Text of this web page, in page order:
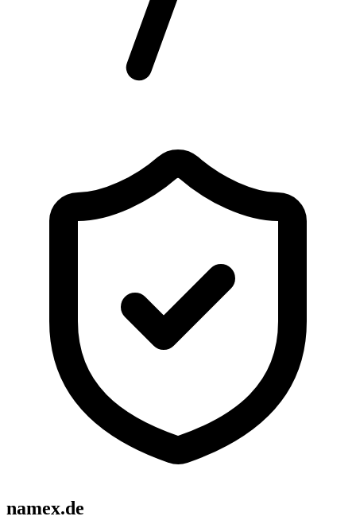
namex.de